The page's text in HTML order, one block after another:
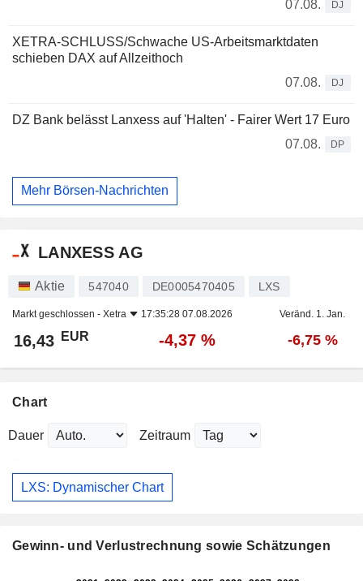
07.08. DJ
XETRA-SCHLUSS/Schwache US-Arbeitsmarktdaten
schieben DAX auf Allzeithoch
07.08.
DJ
DZ Bank belässt Lanxess auf 'Halten' - Fairer Wert 17 Euro
07.08.
DP
Mehr Börsen-Nachrichten
LANXESS AG
Aktie 547040 DE0005470405 LXS
Markt geschlossen - Xetra 17:35:28 07.08.2026 Veränd. 1. Jan.
16,43 EUR -4,37 % -6,75 %
Chart
Dauer Zeitraum
LXS: Dynamischer Chart
Gewinn- und Verlustrechnung sowie Schätzungen